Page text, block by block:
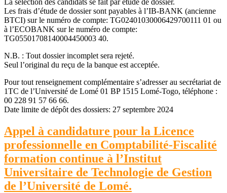
La sélection des candidats se fait par étude de dossier.
Les frais d’étude de dossier sont payables à l’IB-BANK (ancienne
BTCI) sur le numéro de compte: TG02401030006429700111 01 ou
à l’ECOBANK sur le numéro de compte:
TG05501708140004450003 40.
N.B. : Tout dossier incomplet sera rejeté.
Seul l’original du reçu de la banque est acceptée.
Pour tout renseignement complémentaire s’adresser au secrétariat de
1TC de l’Université de Lomé 01 BP 1515 Lomé-Togo, téléphone :
00 228 91 57 66 66.
Date limite de dépôt des dossiers: 27 septembre 2024
Appel à candidature pour la Licence
professionnelle en Comptabilité-Fiscalité
formation continue à l’Institut
Universitaire de Technologie de Gestion
de l’Université de Lomé.